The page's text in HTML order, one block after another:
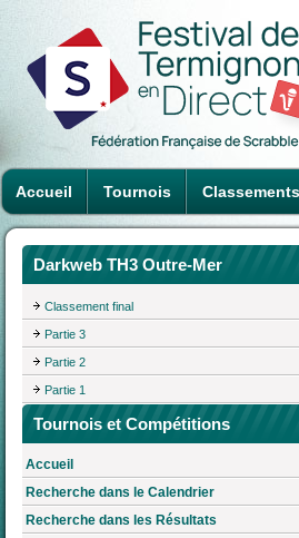
Accueil Tournois Classements
Darkweb TH3 Outre-Mer
Classement final
Partie 3
Partie 2
Partie 1
Tournois et Compétitions
Accueil
Recherche dans le Calendrier
Recherche dans les Résultats